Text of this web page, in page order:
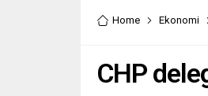
Home Ekonomi
CHP